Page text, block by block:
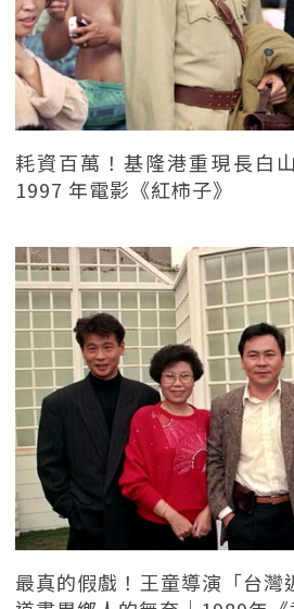
耗資百萬！基隆港重現長白
1997 年電影《紅柿子》
最真的假戲！王童導演「台灣